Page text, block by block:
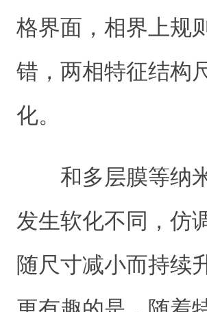
格界面，相界上规
错，两相特征结构
化。
和多层膜等纳米
发生软化不同，仿
随尺寸减小而持续